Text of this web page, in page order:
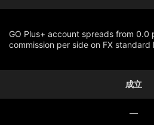
GO Plus+ account spreads from 0.0
commission per side on FX standard
成立
—